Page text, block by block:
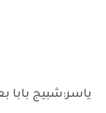
ياسر:شبيج بابا